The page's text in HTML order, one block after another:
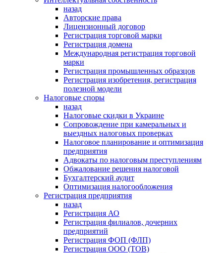
назад
Авторские права
Лицензионный договор
Регистрация торговой марки
Регистрация домена
Международная регистрация торговой
марки
Регистрация промышленных образцов
Регистрация изобретения, регистрация
полезной модели
Налоговые споры
назад
Налоговые скидки в Украине
Сопровождение при камеральных и
выездных налоговых проверках
Налоговое планирование и оптимизация
предприятия
Адвокаты по налоговым преступлениям
Обжалование решения налоговой
Бухгалтерский аудит
Оптимизация налогообложения
Регистрация предприятия
назад
Регистрация АО
Регистрация филиалов, дочерних
предприятий
Регистрация ФОП (ФЛП)
Регистрация ООО (ТОВ)